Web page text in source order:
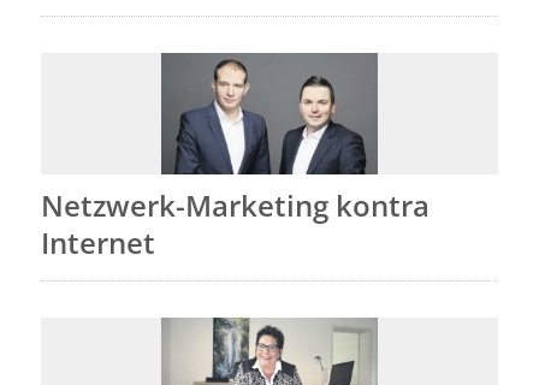
Netzwerk-Marketing kontra
Internet